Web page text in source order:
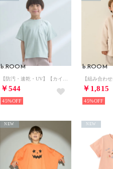
b.ROOM
￥544
45%
b.ROOM
￥1,815
45%
NEW NEW